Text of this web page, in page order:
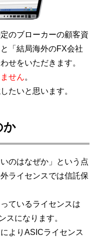
のブローカーの顧客資
「結局海外のFX会社
せをいただきます。
せん。
たいと思います。
か
のはなぜか」という点
ライセンスでは信託保
ているライセンスは
スになります。
よりASICライセンス